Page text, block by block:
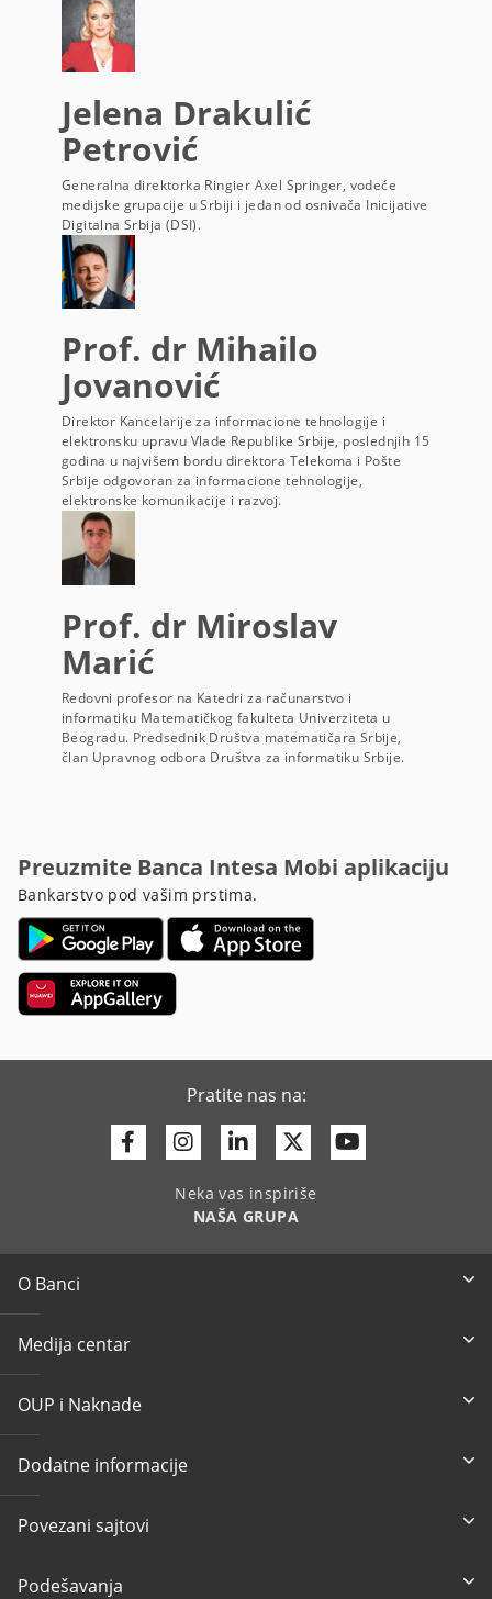
Jelena Drakulić
Petrović
Generalna direktorka Ringier Axel Springer, vodeće
medijske grupacije u Srbiji i jedan od osnivača Inicijative
Digitalna Srbija (DSI).
Prof. dr Mihailo
Jovanović
Direktor Kancelarije za informacione tehnologije i
elektronsku upravu Vlade Republike Srbije, poslednjih 15
godina u najvišem bordu direktora Telekoma i Pošte
Srbije odgovoran za informacione tehnologije,
elektronske komunikacije i razvoj.
Prof. dr Miroslav
Marić
Redovni profesor na Katedri za računarstvo i
informatiku Matematičkog fakulteta Univerziteta u
Beogradu. Predsednik Društva matematičara Srbije,
član Upravnog odbora Društva za informatiku Srbije.
Preuzmite Banca Intesa Mobi aplikaciju
Bankarstvo pod vašim prstima.
Pratite nas na:
FacebookInstagram
LinkedinTwitter
Neka vas inspiriše
NAŠA GRUPA
O Banci
Medija centar
OUP i Naknade
Dodatne informacije
Povezani sajtovi
Podešavanja